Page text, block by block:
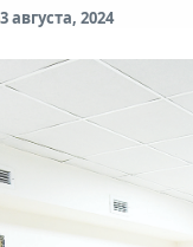
3 августа, 2024